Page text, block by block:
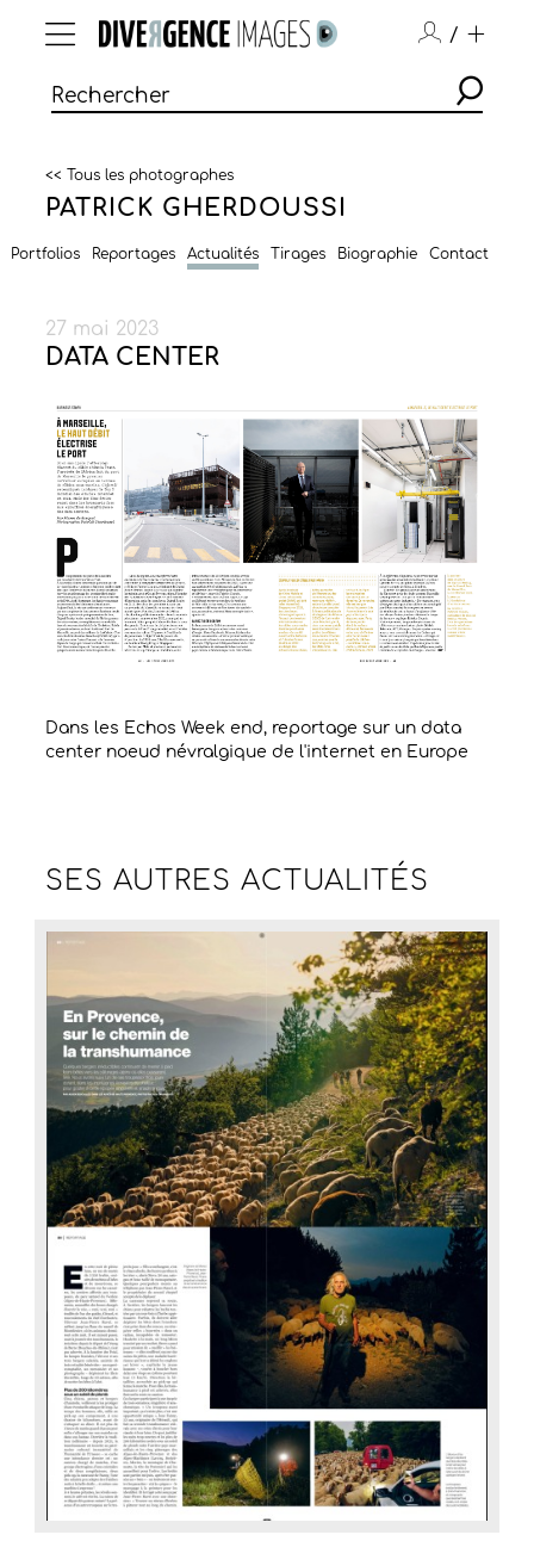
/
<< Tous les photographes
PATRICK GHERDOUSSI
Portfolios Reportages Actualités Tirages Biographie Contact
27 mai 2023
DATA CENTER
Dans les Echos Week end, reportage sur un data
center noeud névralgique de l'internet en Europe
SES AUTRESACTUALITÉS